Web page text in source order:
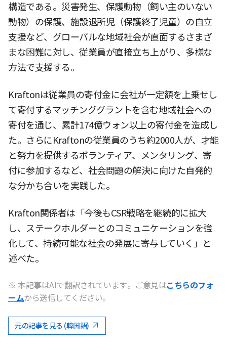
構造である。災害発生、保護動物（飼い主のいない
動物）の保護、施設退所児（保護終了児童）の自立
支援など、グローバルな地域社会が直面するさまざ
まな困難に対し、従業員が直接立ち上がり、多様な
方法で支援する。
Kraftonは従業員の寄付金に会社が一定額を上乗せし
て寄付するマッチンググラントを含む地域社会への
寄付を通じ、累計174億ウォン以上の寄付金を造成し
た。さらにKraftonの従業員のうち約2000人が、才能
と努力を提供するボランティア、メンタリング、寄
付に参加するなど、社会問題の解決に向けた自発的
な分かち合いを実践した。
Krafton関係者は「今後もCSR戦略を継続的に拡大
し、ステークホルダーとのコミュニケーションを強
化して、持続可能な社会の発展に寄与していく」と
述べた。
※ 本記事はAIで翻訳されています。ご意見はこちらのフォ
ームから送信してください。
元の記事を見る (韓国語)